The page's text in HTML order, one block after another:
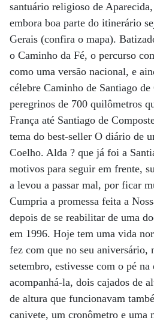
santuário religioso de
embora boa parte do itinerário
Gerais (confira o mapa).
o Caminho da Fé, o percurso
como uma versão nacional, e
célebre Caminho de Santiago
peregrinos de 700 quilômetros
França até Santiago de
tema do best-seller O diário de
Coelho. Alda ? que já foi a
motivos para seguir em frente,
a levou a passar mal, por ficar
Cumpria a promessa feita a
depois de se reabilitar de uma
em 1996. Hoje tem uma vida
fez com que no seu aniversário,
setembro, estivesse com o pé na
acompanhá-la, dois cajados de
de altura que funcionavam
canivete, um cronômetro e uma